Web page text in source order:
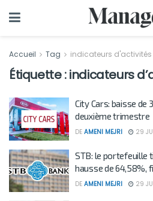
Accueil Tag indicateurs d'activités
Étiquette :indicateurs
City Cars: baisse de
deuxième trimestre
DE AMENI MEJRI 29
STB: le portefeuille
hausse de 64,58%,
DE AMENI MEJRI 29